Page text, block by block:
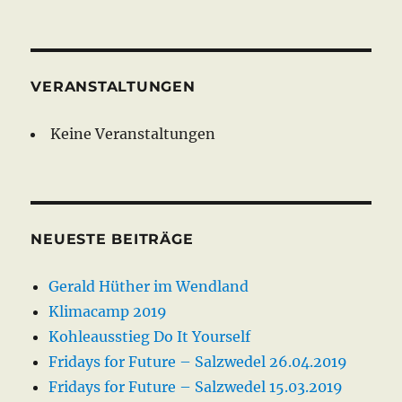
VERANSTALTUNGEN
Keine Veranstaltungen
NEUESTE BEITRÄGE
Gerald Hüther im Wendland
Klimacamp 2019
Kohleausstieg Do It Yourself
Fridays for Future – Salzwedel 26.04.2019
Fridays for Future – Salzwedel 15.03.2019